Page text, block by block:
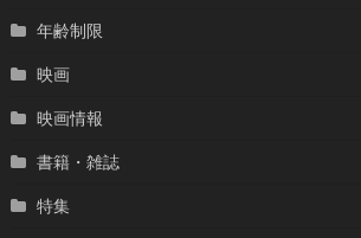
年齢制限
映画
映画情報
書籍・雑誌
特集